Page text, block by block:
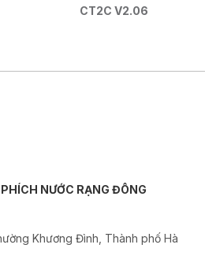
CT2C V2.06
NƯỚC RẠNG ĐÔNG
Khương Đình, Thành phố Hà